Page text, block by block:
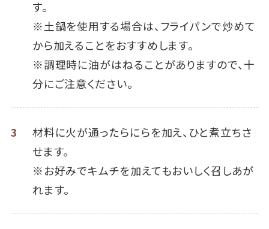
す。
※土鍋を使用する場合は、フライパンで炒めて
から加えることをおすすめします。
※調理時に油がはねることがありますので、十
分にご注意ください。
3
材料に火が通ったらにらを加え、ひと煮立ちさ
せます。
※お好みでキムチを加えてもおいしく召しあが
れます。